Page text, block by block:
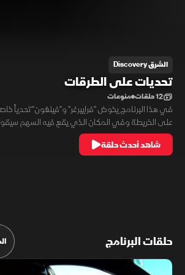
الشرق Discovery
تحديات على الطرقات
12 حلقات منوعات
في هذا البرنامج يخوض "فرايبرغر" و"فينغون" تحدياً
على الخريطة وفي المكان الذي يقع فيه السهم
1500 دولار وسيضعونها على موقع "إي باي" في
لاستعادة المال قبل العودة إلى المنزل.
شاهد أحدث حلقة
حلقات البرنامج